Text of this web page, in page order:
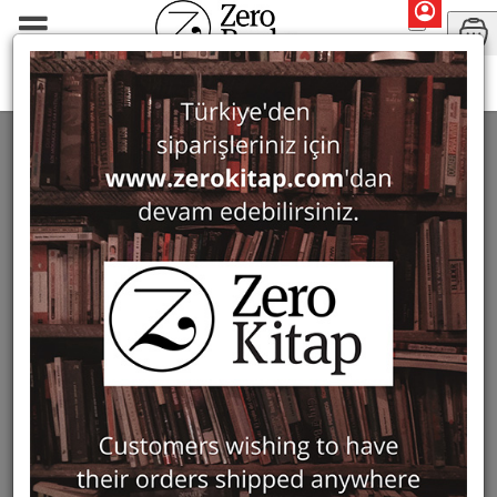
Lizi Behmoaras
SEARCH: LIZI BEHMOARAS 1 ürün bulundu
Filter Show Only in Stock